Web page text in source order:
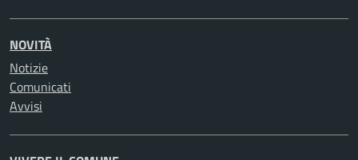
NOVITÀ
Notizie
Comunicati
Avvisi